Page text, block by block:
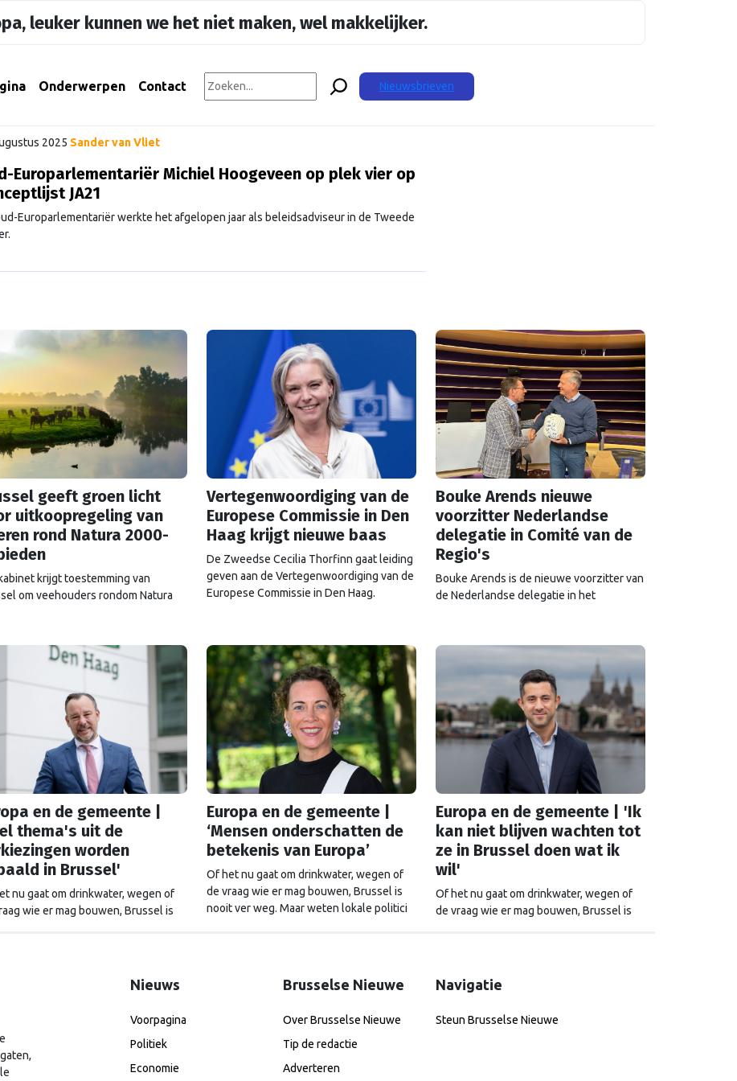
leuker kunnen we het niet maken, wel makkelijker.
Onderwerpen Contact Nieuwsbrieven
2025 Sander van Vliet
Europarlementariër Michiel Hoogeveen op plek vier op
JA21
Europarlementariër werkte het afgelopen jaar als beleidsadviseur in de Tweede
geeft groen licht
uitkoopregeling van
rond Natura 2000-
krijgt toestemming van
om veehouders rondom Natura
gaat akkoord met een
van 715 miljoen euro.
Vertegenwoordiging van de
Europese Commissie in Den
Haag krijgt nieuwe baas
De Zweedse Cecilia Thorfinn gaat leiding
geven aan de Vertegenwoordiging van de
Europese Commissie in Den Haag.
Bouke Arends nieuwe
voorzitter Nederlandse
delegatie in Comité van de
Regio's
Bouke Arends is de nieuwe voorzitter van
de Nederlandse delegatie in het
Westland volgt Commissaris van de
Koning Arthur van Dijk (Noord-Holland) op,
die de voorzittersrol sinds januari 2024
vervulde. Volgens Arends zijn de
Nederlandse regio’s behoorlijk succesvol
in hun lobby in Brussel, en dat komt
vooral omdat … Continued
en de gemeente |
thema's uit de
worden
in Brussel'
nu gaat om drinkwater, wegen of
wie er mag bouwen, Brussel is
Nieuwe in gesprek met politici
“Europa is dus belangrijk voor Den
Daarom gun ik het volgende college
wethouder Europa.”
Europa en de gemeente |
‘Mensen onderschatten de
betekenis van Europa’
Of het nu gaat om drinkwater, wegen of
de vraag wie er mag bouwen, Brussel is
nooit ver weg. Maar weten lokale politici
door het hele land. Deze editie: Hedwich
Rinkes, wethouder in Heerenveen.
Europa en de gemeente | 'Ik
kan niet blijven wachten tot
ze in Brussel doen wat ik
wil'
Of het nu gaat om drinkwater, wegen of
de vraag wie er mag bouwen, Brussel is
Brusselse Nieuwe in gesprek met politici
door het hele land. Deze editie:
Alexander Scholtes, wethouder ICT en
Nieuws
Voorpagina
Politiek
Economie
Brusselse Nieuwe
Over Brusselse Nieuwe
Tip de redactie
Adverteren
Navigatie
Steun Brusselse Nieuwe